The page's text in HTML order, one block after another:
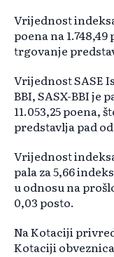
Vrijednost
poena na
trgovanje
Vrijednost SASE
BBI, SASX-BBI je
11.053,25 poena,
predstavlja pad
Vrijednost
pala za 5,66
u odnosu na
0,03 posto.
Na Kotaciji
Kotaciji